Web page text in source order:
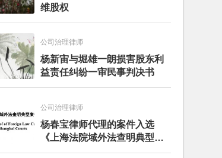
维股权
公司治理律师
杨新宙与堀雄一朗损害股东利
益责任纠纷一审民事判决书
公司治理律师
杨春宝律师代理的案件入选
《上海法院域外法查明典型案
例》